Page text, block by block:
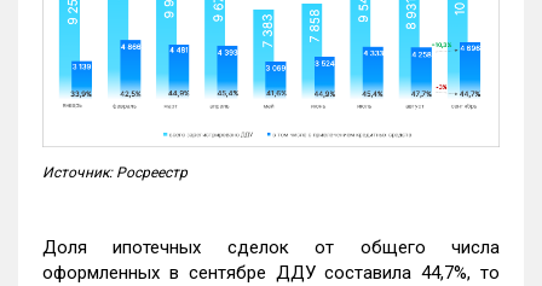
Источник: Росреестр
Доля ипотечных сделок от общего числа
оформленных в сентябре ДДУ составила 44,7%, то